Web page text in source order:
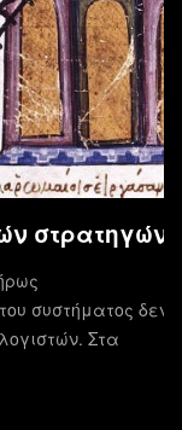
στρατηγών
συστήματος δεν
Στα